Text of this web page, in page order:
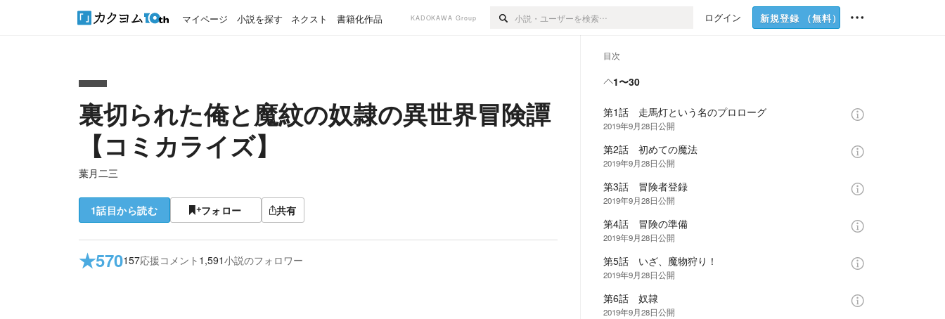
マイページ 小説を探す ネクスト 書籍化作品 KADOKAWA Group ログイン 新規登録 （無料）
裏切られた俺と魔紋の奴隷の異世界冒険譚
【コミカライズ】
葉月二三
1話目から読む フォロー 共有
★570157応援コメント 1,591小説のフォロワー
目次
1〜30
第1話 走馬灯という名のプロローグ
2019年9月28日公開
第2話 初めての魔法
2019年9月28日公開
第3話 冒険者登録
2019年9月28日公開
第4話 冒険の準備
2019年9月28日公開
第5話 いざ、魔物狩り！
2019年9月28日公開
第6話 奴隷
2019年9月28日公開